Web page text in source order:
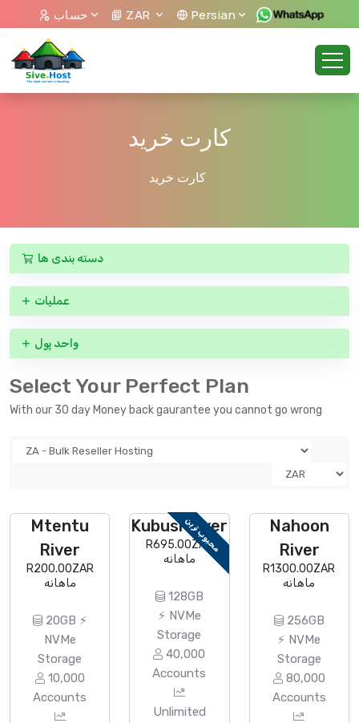
حساب ZAR Persian
کارت خرید
کارت خرید
دسته بندی ها
عملیات
واحد پول
Select Your Perfect Plan
With our 30 day Money back gaurantee you cannot go wrong
Mtentu
River
R200.00ZAR
ماهانه
20GB ⚡
NVMe
Storage
10,000
Accounts
Kubusi River
محبوب ترین
R695.00ZAR
ماهانه
128GB
⚡ NVMe
Storage
40,000
Accounts
Unlimited
Nahoon
River
R1300.00ZAR
ماهانه
256GB
⚡ NVMe
Storage
80,000
Accounts